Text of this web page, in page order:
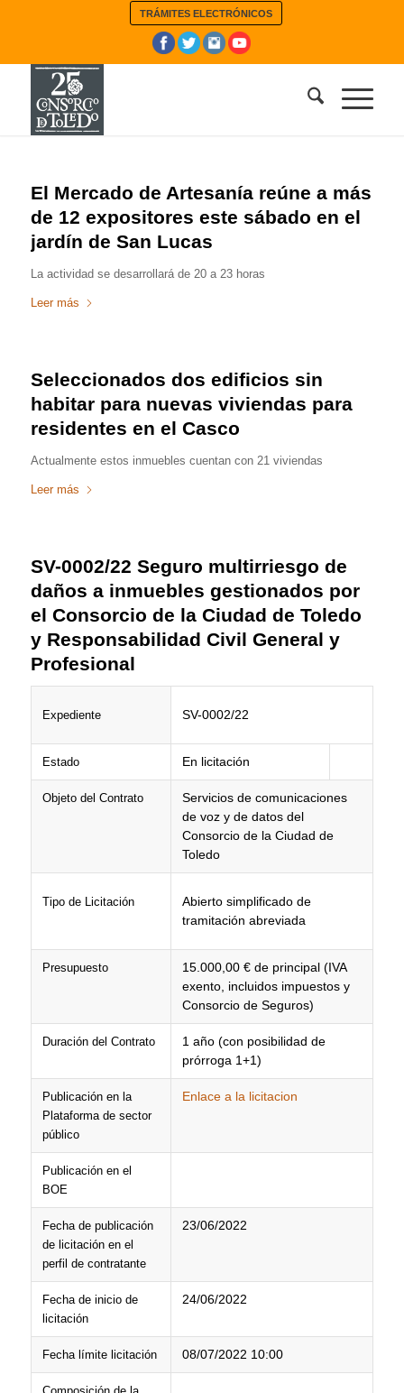
TRÁMITES ELECTRÓNICOS
El Mercado de Artesanía reúne a más
de 12 expositores este sábado en el
jardín de San Lucas
La actividad se desarrollará de 20 a 23 horas
Leer más
Seleccionados dos edificios sin
habitar para nuevas viviendas para
residentes en el Casco
Actualmente estos inmuebles cuentan con 21 viviendas
Leer más
SV-0002/22 Seguro multirriesgo de
daños a inmuebles gestionados por
el Consorcio de la Ciudad de Toledo
y Responsabilidad Civil General y
Profesional
Expediente SV-0002/22
Estado En licitación
Objeto del Contrato
Servicios de comunicaciones
de voz y de datos del
Consorcio de la Ciudad de
Toledo
Tipo de Licitación
Abierto simplificado de
tramitación abreviada
Presupuesto
15.000,00 € de principal (IVA
exento, incluidos impuestos y
Consorcio de Seguros)
Duración del Contrato
1 año (con posibilidad de
prórroga 1+1)
Publicación en la
Plataforma de sector
público
Enlace a la licitacion
Publicación en el
BOE
Fecha de publicación
de licitación en el
perfil de contratante
23/06/2022
Fecha de inicio de
licitación
24/06/2022
Fecha límite licitación 08/07/2022 10:00